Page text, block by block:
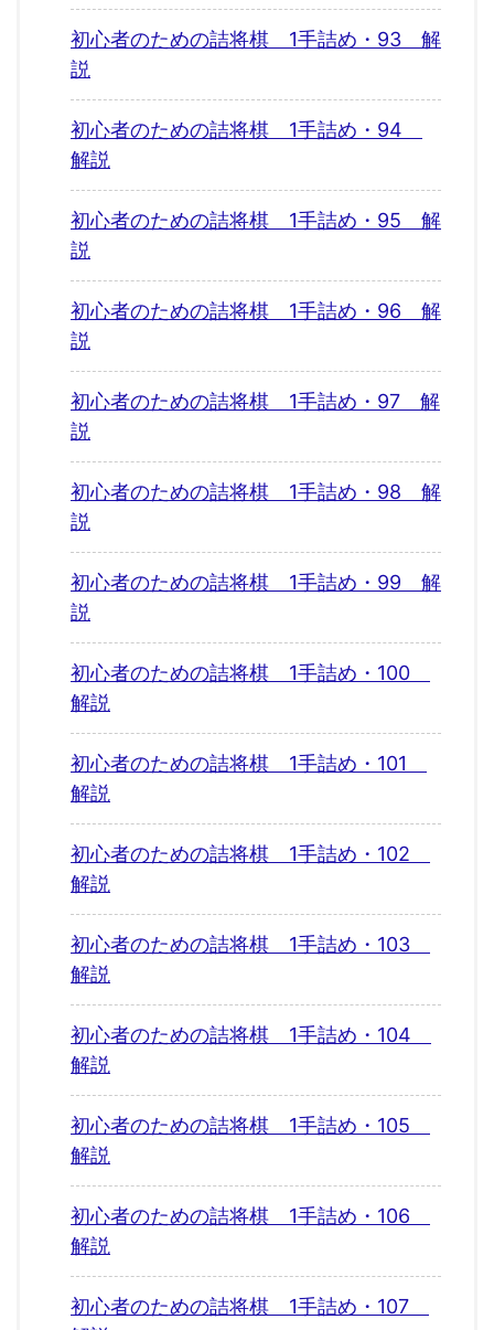
初心者のための詰将棋 1手詰め・93 解
説
初心者のための詰将棋 1手詰め・94
解説
初心者のための詰将棋 1手詰め・95 解
説
初心者のための詰将棋 1手詰め・96 解
説
初心者のための詰将棋 1手詰め・97 解
説
初心者のための詰将棋 1手詰め・98 解
説
初心者のための詰将棋 1手詰め・99 解
説
初心者のための詰将棋 1手詰め・100
解説
初心者のための詰将棋 1手詰め・101
解説
初心者のための詰将棋 1手詰め・102
解説
初心者のための詰将棋 1手詰め・103
解説
初心者のための詰将棋 1手詰め・104
解説
初心者のための詰将棋 1手詰め・105
解説
初心者のための詰将棋 1手詰め・106
解説
初心者のための詰将棋 1手詰め・107